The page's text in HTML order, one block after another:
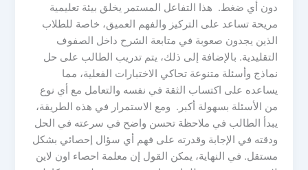
دون أي ضغط. هذا التفاعل المستمر يخلق بيئة تعليمية
مريحة تساعد على التركيز والفهم العميق، خاصة للطلاب
الذين يجدون صعوبة في متابعة الشرح داخل الصفوف
التقليدية. بالإضافة إلى ذلك، يتم تدريب الطالب على حل
نماذج وأسئلة متنوعة تحاكي الاختبارات الفعلية، مما
يساعده على اكتساب الثقة في نفسه والتعامل مع أي نوع
من الأسئلة بسهولة أكبر. ومع الاستمرار في هذه الطريقة،
يبدأ الطالب في ملاحظة تحسن واضح في سرعته في الحل
ودقته في الإجابة وقدرته على فهم أي سؤال إحصائي بشكل
مستقل. في النهاية، يمكن القول إن معلمة احصاء اون لاين